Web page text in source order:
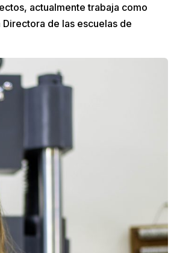
actualmente trabaja como
de las escuelas de